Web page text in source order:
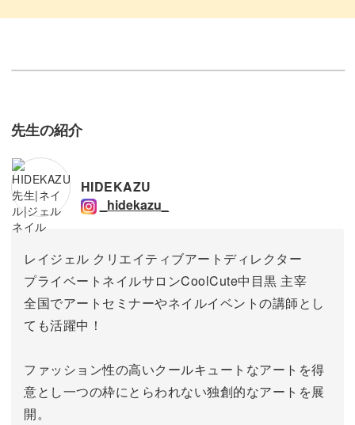
先生の紹介
HIDEKAZU
_hidekazu_
レイジェル クリエイティブアートディレクター
プライベートネイルサロンCoolCute中目黒 主宰
全国でアートセミナーやネイルイベントの講師とし
ても活躍中！
ファッション性の高いクールキュートなアートを得
意とし一つの枠にとらわれない独創的なアートを展
開。